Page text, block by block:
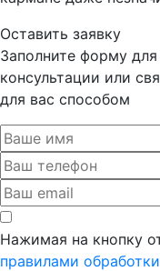
Оставить заявку
Заполните форму
консультации или
для вас способом
Нажимая на кнопку
правилами